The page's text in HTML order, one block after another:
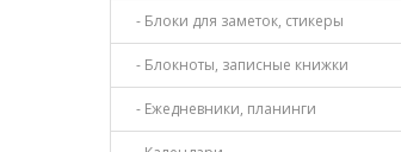
- Блоки для заметок, стикеры
- Блокноты, записные книжки
- Ежедневники, планинги